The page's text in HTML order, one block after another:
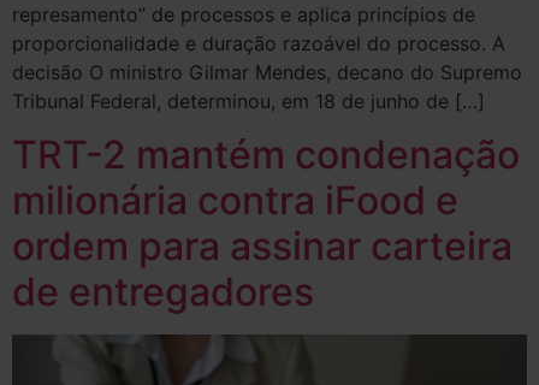
represamento” de processos e aplica princípios de
proporcionalidade e duração razoável do processo. A
decisão O ministro Gilmar Mendes, decano do Supremo
Tribunal Federal, determinou, em 18 de junho de […]
TRT-2 mantém condenação
milionária contra iFood e
ordem para assinar carteira
de entregadores